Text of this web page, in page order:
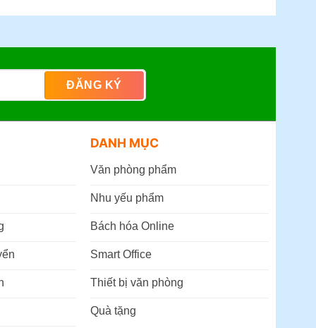
DANH MỤC
Văn phòng phẩm
Nhu yếu phẩm
Bách hóa Online
Smart Office
Thiết bị văn phòng
Quà tặng